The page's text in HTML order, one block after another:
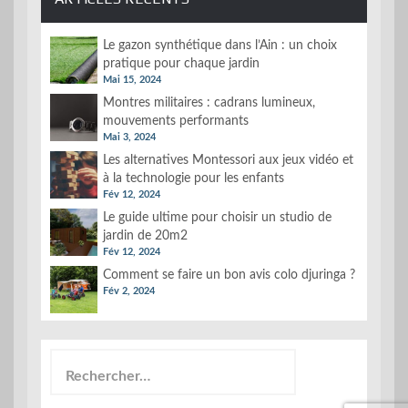
Le gazon synthétique dans l’Ain : un choix
pratique pour chaque jardin
Mai 15, 2024
Montres militaires : cadrans lumineux,
mouvements performants
Mai 3, 2024
Les alternatives Montessori aux jeux vidéo et
à la technologie pour les enfants
Fév 12, 2024
Le guide ultime pour choisir un studio de
jardin de 20m2
Fév 12, 2024
Comment se faire un bon avis colo djuringa ?
Fév 2, 2024